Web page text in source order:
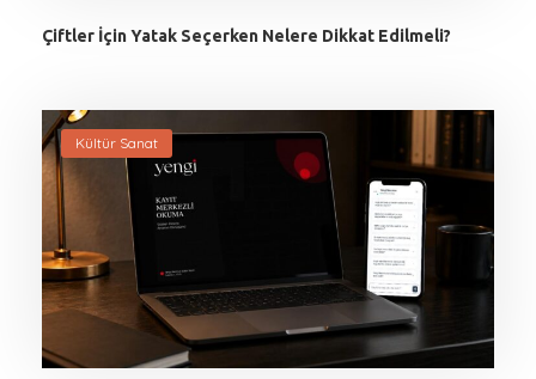
Çiftler İçin Yatak Seçerken Nelere Dikkat Edilmeli?
Kültür Sanat